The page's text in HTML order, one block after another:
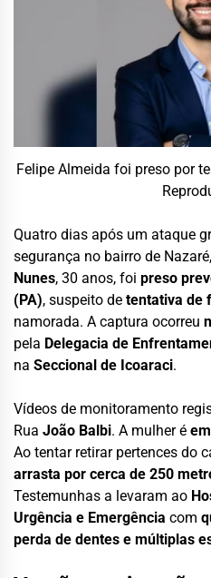
Felipe Almeida foi preso por
Quatro dias após um ataque
segurança no bairro de
Nunes, 30 anos, foi preso
(PA), suspeito de tentativa de
namorada. A captura ocorreu
pela Delegacia de
na Seccional de Icoaraci.
Vídeos de monitoramento
Rua João Balbi. A mulher é
Ao tentar retirar pertences do
arrasta por cerca de 250
Testemunhas a levaram ao
Urgência e Emergência com
perda de dentes e múltiplas